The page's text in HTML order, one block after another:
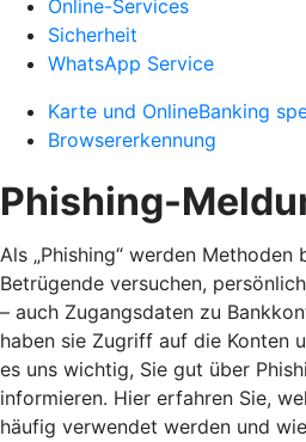
Online-Services
Sicherheit
WhatsApp Service
Karte und OnlineBanking
Browsererkennung
Phishing-
Als „Phishing“ werden
Betrügende versuchen,
– auch Zugangsdaten zu
haben sie Zugriff auf die Konten
es uns wichtig, Sie gut über
informieren. Hier erfahren Sie,
häufig verwendet werden und